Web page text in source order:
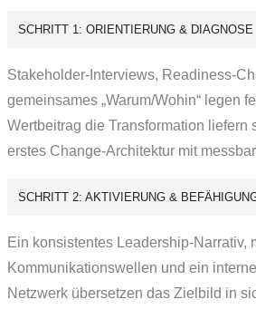
SCHRITT 1: ORIENTIERUNG & DIAGNOSE
Stakeholder-Interviews, Readiness-
gemeinsames „Warum/Wohin“ legen
Wertbeitrag die Transformation liefern
erstes Change-Architektur mit
SCHRITT 2: AKTIVIERUNG &
Ein konsistentes Leadership-Narrativ,
Kommunikations­wellen und ein
Netzwerk übersetzen das Zielbild in